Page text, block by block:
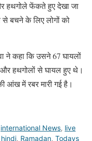
हथगोले फेंकते हुए देखा जा
बचने के लिए लोगों को
ने कहा कि उसने 67 घायलों
और हथगोलों से घायल हुए थे।
आंख में रबर मारी गई है।
international News, live
, Ramadan, Todays